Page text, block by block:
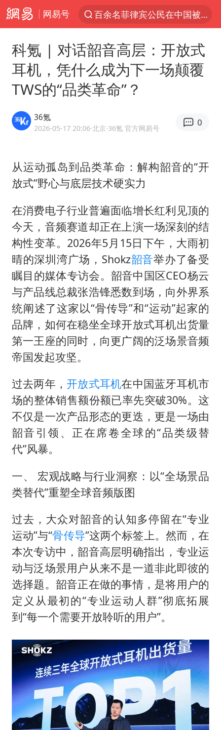
网易号
百余名菲律宾公民在中国被依法处理
中使馆：重大涉诈逃犯檀某落网
台湾不是国家不存在“国格”
白海豚突然大拐弯 走出罕见路线
哥伦比亚发生7.5级地震
国内发现多起“Sorry”勒索病毒攻击
我国民营企业创新动能持续增强
高铁双人座被免票儿童挤成3人座
公安部通报：抓获犯罪嫌疑人8200余名
易烊千玺金鸡百花双料影帝
中方：奉劝美方解除对古巴制裁封锁
“老戏骨”秦焰去世
广岛长崎的昨天未必不会是日本的明天
科氪 | 对话韶音高层：开放式
耳机，凭什么成为下一场颠覆
TWS的“品类革命”？
36氪
2026-05-17 20:06·北京·36氪 官方网易号
0
从运动孤岛到品类革命：解构韶音的“开
放式”野心与底层技术硬实力
在消费电子行业普遍面临增长红利见顶的
今天，音频赛道却正在上演一场深刻的结
构性变革。2026年5月15日下午，大雨初
晴的深圳湾广场，Shokz韶音举办了备受
瞩目的媒体专访会。韶音中国区CEO杨云
与产品线总裁张浩锋悉数到场，向外界系
统阐述了这家以“骨传导”和“运动”起家的
品牌，如何在稳坐全球开放式耳机出货量
第一王座的同时，向更广阔的泛场景音频
帝国发起攻坚。
过去两年，开放式耳机在中国蓝牙耳机市
场的整体销售额份额已率先突破30%。这
不仅是一次产品形态的更迭，更是一场由
韶音引领、正在席卷全球的“品类级替
代”风暴。
一、 宏观战略与行业洞察：以“全场景品
类替代”重塑全球音频版图
过去，大众对韶音的认知多停留在“专业
运动”与“骨传导”这两个标签上。然而，在
本次专访中，韶音高层明确指出，专业运
动与泛场景用户从来不是一道非此即彼的
选择题。韶音正在做的事情，是将用户的
定义从最初的“专业运动人群”彻底拓展
到“每一个需要开放聆听的用户”。